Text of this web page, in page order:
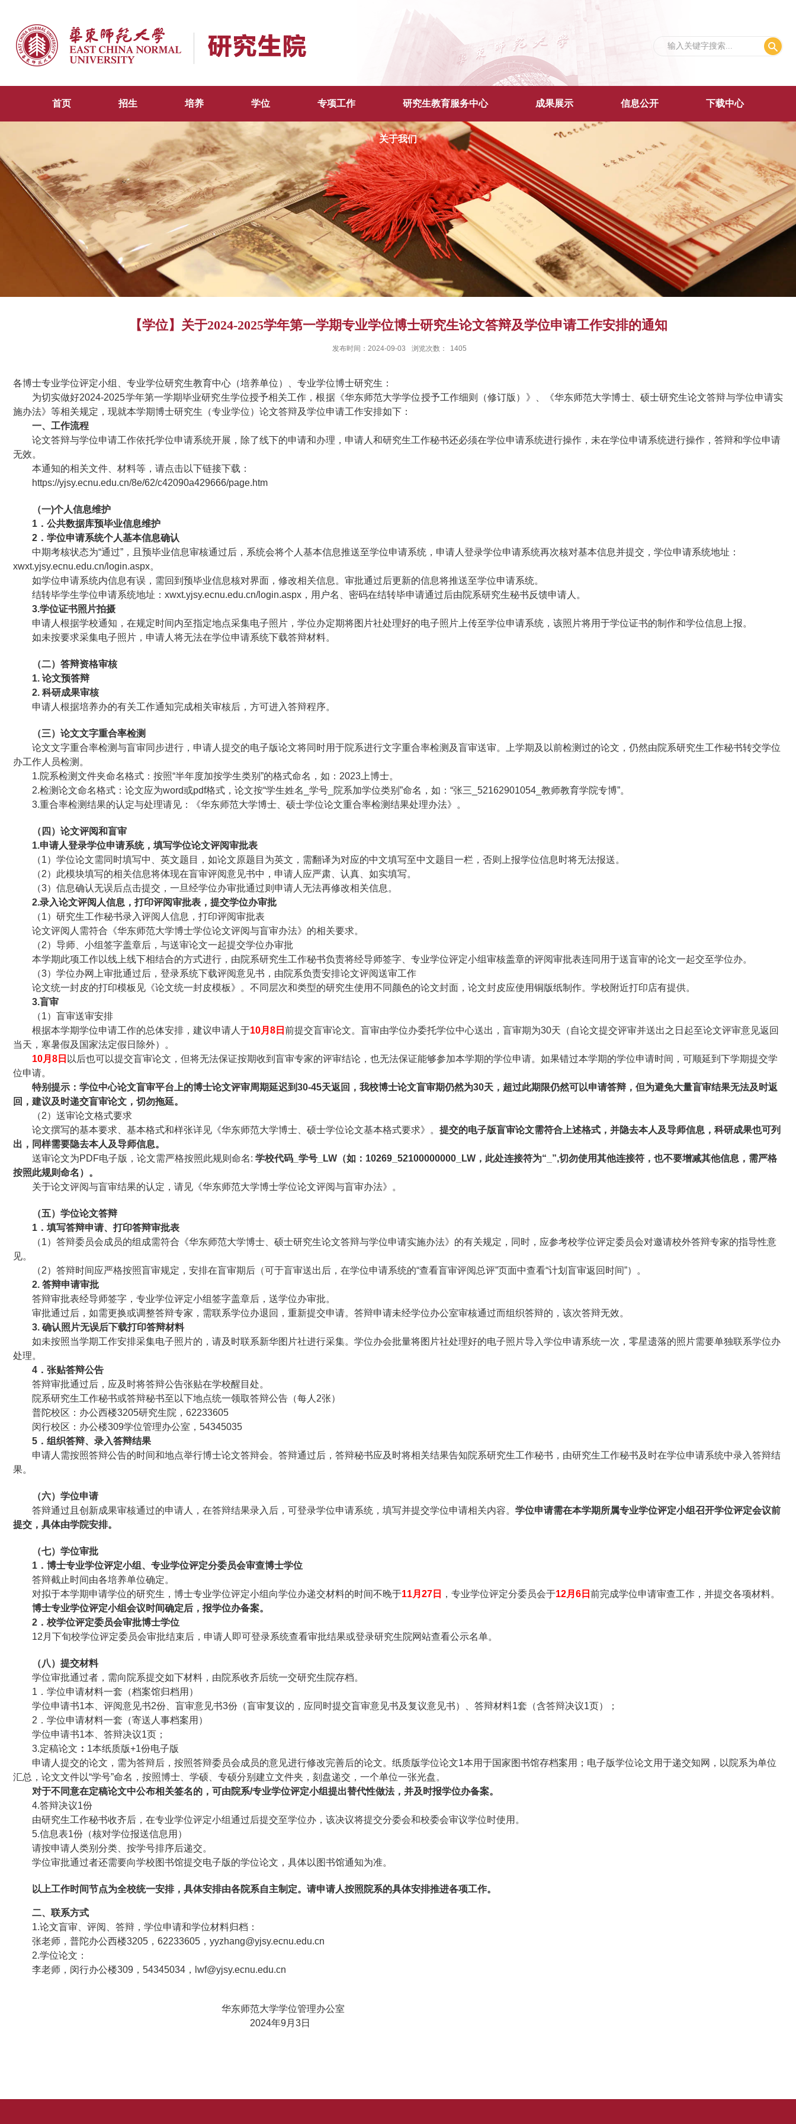
首页 招生 培养 学位 专项工作 研究生教育服务中心 成果展示 信息公开 下载中心
关于我们
【学位】关于2024-2025学年第一学期专业学位博士研究生论文答辩及学位申请工作安排的通知
发布时间：2024-09-03 浏览次数： 1405
各博士专业学位评定小组、专业学位研究生教育中心（培养单位）、专业学位博士研究生：
为切实做好2024-2025学年第一学期毕业研究生学位授予相关工作，根据《华东师范大学学位授予工作细则（修订版）》、《华东师范大学博士、硕士研究生论文答辩与学位申请实
施办法》等相关规定，现就本学期博士研究生（专业学位）论文答辩及学位申请工作安排如下：
一、工作流程
论文答辩与学位申请工作依托学位申请系统开展，除了线下的申请和办理，申请人和研究生工作秘书还必须在学位申请系统进行操作，未在学位申请系统进行操作，答辩和学位申请
无效。
本通知的相关文件、材料等，请点击以下链接下载：
https://yjsy.ecnu.edu.cn/8e/62/c42090a429666/page.htm
（一)个人信息维护
1 ．公共数据库预毕业信息维护
2 ．学位申请系统个人基本信息确认
中期考核状态为“通过”，且预毕业信息审核通过后，系统会将个人基本信息推送至学位申请系统，申请人登录学位申请系统再次核对基本信息并提交，学位申请系统地址：
xwxt.yjsy.ecnu.edu.cn/login.aspx。
如学位申请系统内信息有误，需回到预毕业信息核对界面，修改相关信息。审批通过后更新的信息将推送至学位申请系统。
结转毕学生学位申请系统地址：xwxt.yjsy.ecnu.edu.cn/login.aspx， 用户名、密码在结转毕申请通过后由院系研究生秘书反馈申请人 。
3.学位证书照片拍摄
申请人根据学校通知，在规定时间内至指定地点采集电子照片，学位办定期将图片社处理好的电子照片上传至学位申请系统，该照片将用于学位证书的制作和学位信息上报。
如未按要求采集电子照片，申请人将无法在学位申请系统下载答辩材料。
（二）答辩资格审核
1. 论文预答辩
2. 科研成果审核
申请人根据培养办的有关工作通知完成相关审核后，方可进入答辩程序。
（三）论文文字重合率检测
论文文字重合率检测与盲审同步进行，申请人提交的电子版论文将同时用于院系进行文字重合率检测及盲审送审。上学期及以前检测过的论文，仍然由院系研究生工作秘书转交学位
办工作人员检测。
1.院系检测文件夹命名格式：按照“半年度加按学生类别”的格式命名，如：2023上博士。
2.检测论文命名格式：论文应为word或pdf格式，论文按“学生姓名_学号_院系加学位类别”命名，如：“张三_52162901054_教师教育学院专博”。
3.重合率检测结果的认定与处理请见：《华东师范大学博士、硕士学位论文重合率检测结果处理办法》。
（四） 论文评阅和盲审
1.申请人登录学位申请系统，填写学位论文评阅审批表
（1）学位论文需同时填写中、英文题目，如论文原题目为英文，需翻译为对应的中文填写至中文题目一栏，否则上报学位信息时将无法报送。
（2）此模块填写的相关信息将体现在盲审评阅意见书中，申请人应严肃、认真、如实填写。
（3）信息确认无误后点击提交，一旦经学位办审批通过则申请人无法再修改相关信息。
2.录入论文评阅人信息，打印评阅审批表，提交学位办审批
（1）研究生工作秘书录入评阅人信息，打印评阅审批表
论文评阅人需符合《华东师范大学博士学位论文评阅与盲审办法》的相关要求。
（2）导师、小组签字盖章后，与送审论文一起提交学位办审批
本学期此项工作以线上线下相结合的方式进行，由院系研究生工作秘书负责将经导师签字、专业学位评定小组审核盖章的评阅审批表连同用于送盲审的论文一起交至学位办。
（3）学位办网上审批通过后，登录系统下载评阅意见书，由院系负责安排论文评阅送审工作
论文统一封皮的打印模板见《论文统一封皮模板》。不同层次和类型的研究生使用不同颜色的论文封面，论文封皮应使用铜版纸制作。学校附近打印店有提供。
3.盲审
（1）盲审送审安排
根据本学期学位申请工作的总体安排，建议申请人于10月8日 前提交盲审论文。盲审由学位办委托学位中心送出，盲审期为30天（自论文提交评审并送出之日起至论文评审意见返回
当天，寒暑假及国家法定假日除外）。
10月8日 以后也可以提交盲审论文，但将无法保证按期收到盲审专家的评审结论，也无法保证能够参加本学期的学位申请。如果错过本学期的学位申请时间，可顺延到下学期提交学
位申请。
特别提示：学位中心论文盲审平台上的博士论文评审周期延迟到30-45天返回，我校博士论文盲审期仍然为30天，超过此期限仍然可以申请答辩，但为避免大量盲审结果无法及时返
回，建议及时递交盲审论文，切勿拖延。
（2）送审论文格式要求
论文撰写的基本要求、基本格式和样张详见《华东师范大学博士、硕士学位论文基本格式要求》。 提交的电子版盲审论文需符合上述格式，并隐去本人及导师信息，科研成果也可列
出，同样需要隐去本人及导师信息。
送审论文为PDF电子版，论文需严格按照此规则命名: 学校代码_学号_LW（如：10269_52100000000_LW，此处连接符为“_”,切勿使用其他连接符，也不要增减其他信息，需严格
按照此规则命名）。
关于论文评阅与盲审结果的认定，请见《华东师范大学博士学位论文评阅与盲审办法》。
（五）学位论文答辩
1 ．填写答辩申请、打印答辩审批表
（1）答辩委员会成员的组成需符合《华东师范大学博士、硕士研究生论文答辩与学位申请实施办法》的有关规定，同时，应参考校学位评定委员会对邀请校外答辩专家的指导性意
见。
（2）答辩时间应严格按照盲审规定，安排在盲审期后（可于盲审送出后，在学位申请系统的“查看盲审评阅总评”页面中查看“计划盲审返回时间”）。
2. 答辩申请审批
答辩审批表经导师签字，专业学位评定小组签字盖章后，送学位办审批。
审批通过后，如需更换或调整答辩专家，需联系学位办退回，重新提交申请。答辩申请未经学位办公室审核通过而组织答辩的，该次答辩无效。
3. 确认照片无误后下载打印答辩材料
如未按照当学期工作安排采集电子照片的，请及时联系新华图片社进行采集。学位办会批量将图片社处理好的电子照片导入学位申请系统一次，零星遗落的照片需要单独联系学位办
处理。
4 ．张贴答辩公告
答辩审批通过后，应及时将答辩公告张贴在学校醒目处。
院系研究生工作秘书或答辩秘书至以下地点统一领取答辩公告（每人2张）
普陀校区：办公西楼3205研究生院，62233605
闵行校区：办公楼309学位管理办公室，54345035
5 ．组织答辩、录入答辩结果
申请人需按照答辩公告的时间和地点举行博士论文答辩会。答辩通过后，答辩秘书应及时将相关结果告知院系研究生工作秘书，由研究生工作秘书及时在学位申请系统中录入答辩结
果。
（六）学位申请
答辩通过且创新成果审核通过的申请人，在答辩结果录入后，可登录学位申请系统，填写并提交学位申请相关内容。 学位申请需在本学期所属专业学位评定小组召开学位评定会议前
提交，具体由学院安排。
（七）学位审批
1 ．博士专业学位评定小组、专业学位评定分委员会审查博士学位
答辩截止时间由各培养单位确定。
对拟于本学期申请学位的研究生，博士专业学位评定小组向学位办递交材料的时间不晚于11月27日 ，专业学位评定分委员会于12月6日 前完成学位申请审查工作，并提交各项材料。
博士专业学位评定小组会议时间确定后，报学位办备案。
2 ．校学位评定委员会审批博士学位
12 月下旬校学位评定委员会审批结束后，申请人即可登录系统查看审批结果或登录研究生院网站查看公示名单。
（八）提交材料
学位审批通过者，需向院系提交如下材料，由院系收齐后统一交研究生院存档。
1 ．学位申请材料一套（档案馆归档用）
学位申请书1本、评阅意见书2份、盲审意见书3份（盲审复议的，应同时提交盲审意见书及复议意见书）、答辩材料1套（含答辩决议1页）；
2 ．学位申请材料一套（寄送人事档案用）
学位申请书1本、答辩决议1页；
3.定稿论文 ： 1本纸质版+1份电子版
申请人提交的论文，需为答辩后，按照答辩委员会成员的意见进行修改完善后的论文。纸质版学位论文1本用于国家图书馆存档案用；电子版学位论文用于递交知网，以院系为单位
汇总，论文文件以“学号”命名，按照博士、学硕、专硕分别建立文件夹，刻盘递交，一个单位一张光盘。
对于不同意在定稿论文中公布相关签名的，可由院系/专业学位评定小组提出替代性做法，并及时报学位办备案。
4.答辩决议1份
由研究生工作秘书收齐后，在专业学位评定小组通过后提交至学位办，该决议将提交分委会和校委会审议学位时使用。
5.信息表1份（核对学位报送信息用）
请按申请人类别分类、按学号排序后递交。
学位审批通过者还需要向学校图书馆提交电子版的学位论文，具体以图书馆通知为准。
以上工作时间节点为全校统一安排，具体安排由各院系自主制定。请申请人按照院系的具体安排推进各项工作。
二、联系方式
1.论文盲审、评阅、答辩，学位申请和学位材料归档：
张老师，普陀办公西楼3205，62233605， yyzhang@yjsy.ecnu.edu.cn
2.学位论文：
李老师，闵行办公楼309，54345034，lwf@yjsy.ecnu.edu.cn
华东师范大学学位管理办公室
2024年9月 3日